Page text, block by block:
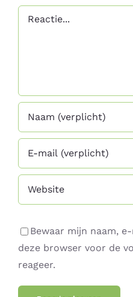
Reactie
Bewaar mijn naam,
deze browser voor de
reageer.